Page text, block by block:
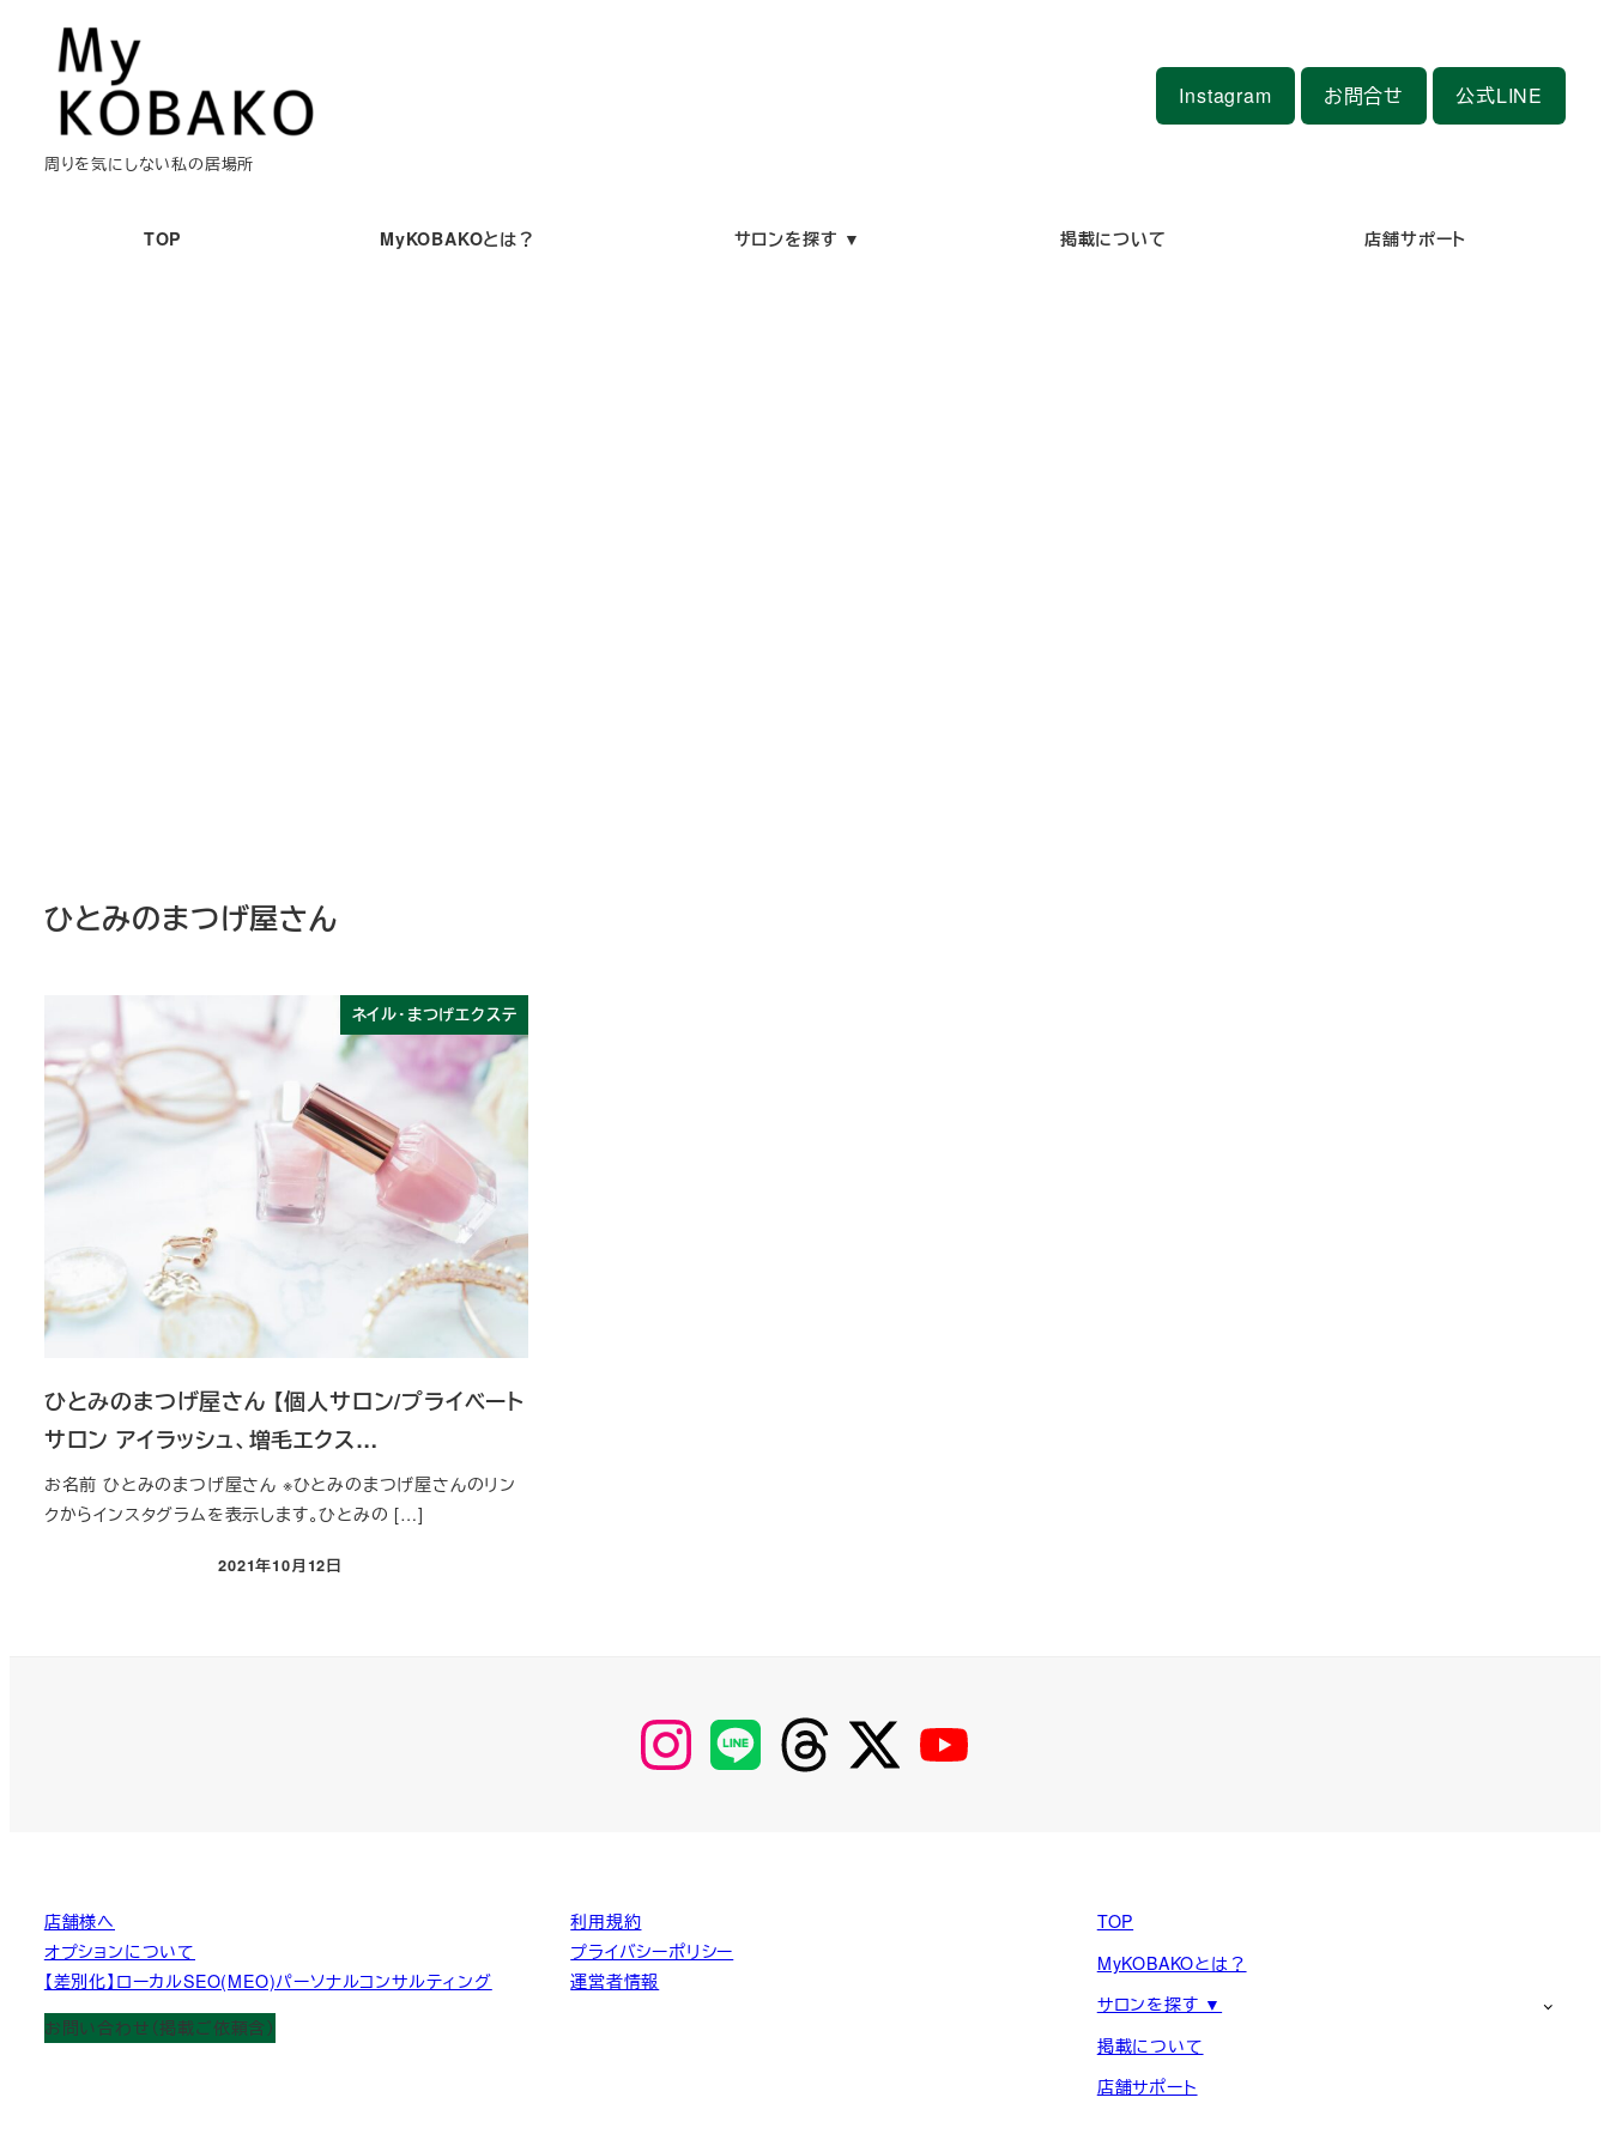
周りを気にしない私の居場所
Instagram お問合せ 公式LINE
TOP MyKOBAKOとは？ サロンを探す ▼ 掲載について 店舗サポート
ひとみのまつげ屋さん
ネイル・まつげエクステ
ひとみのまつげ屋さん 【個人サロン/プライベート
サロン アイラッシュ、増毛エクス…
お名前 ひとみのまつげ屋さん ※ひとみのまつげ屋さんのリン
クからインスタグラムを表示します。ひとみの […]
投稿日
2021年10月12日
【Instagram】
MyKOBAKO
【LINE】 【threads】 【Twitter】
店舗様へ
オプションについて
【差別化】ローカルSEO(MEO)パーソナルコンサルティング
お問い合わせ（掲載ご依頼含）
利用規約
プライバシーポリシー
運営者情報
TOP
MyKOBAKOとは？
サロンを探す ▼
掲載について
店舗サポート